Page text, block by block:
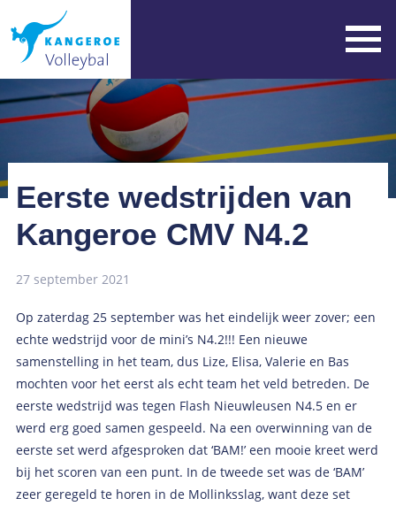
Eerste wedstrijden van
Kangeroe CMV N4.2
27 september 2021
Op zaterdag 25 september was het eindelijk weer zover; een
echte wedstrijd voor de mini’s N4.2!!! Een nieuwe
samenstelling in het team, dus Lize, Elisa, Valerie en Bas
mochten voor het eerst als echt team het veld betreden. De
eerste wedstrijd was tegen Flash Nieuwleusen N4.5 en er
werd erg goed samen gespeeld. Na een overwinning van de
eerste set werd afgesproken dat ‘BAM!’ een mooie kreet werd
bij het scoren van een punt. In de tweede set was de ‘BAM’
zeer geregeld te horen in de Mollinksslag, want deze set